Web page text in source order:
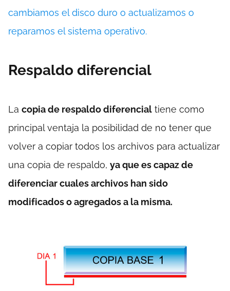
cambiamos el disco duro o actualizamos o
reparamos el sistema operativo.
Respaldo diferencial
La copia de respaldo diferencial tiene como
principal ventaja la posibilidad de no tener que
volver a copiar todos los archivos para actualizar
una copia de respaldo, ya que es capaz de
diferenciar cuales archivos han sido
modificados o agregados a la misma.